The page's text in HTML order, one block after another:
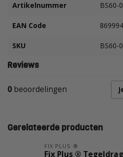
Artikelnummer BS60-
EAN Code
SKU BS60-
Reviews
0 beoordelingen
Gerelateerde producten
FIX PLUS ®
Fix Plus ®